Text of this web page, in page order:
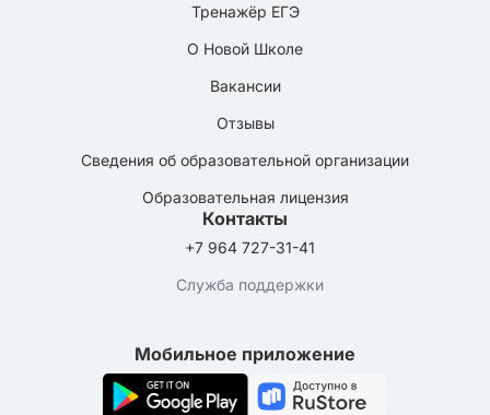
Тренажёр ЕГЭ
О Новой Школе
Вакансии
Отзывы
Сведения об образовательной организации
Образовательная лицензия
Контакты
+7 964 727-31-41
Служба поддержки
Мобильное приложение